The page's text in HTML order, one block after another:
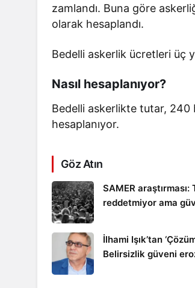
zamlandı. Buna göre
olarak hesaplandı.
Bedelli askerlik ücretleri üç
Nasıl hesaplanıyor?
Bedelli askerlikte tutar, 240
hesaplanıyor.
Göz Atın
SAMER
reddetmiyor ama
İlhami Işık’tan
Belirsizlik güveni